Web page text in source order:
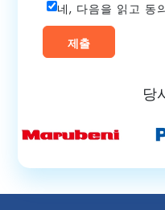
네, 다음을 읽고 동
당